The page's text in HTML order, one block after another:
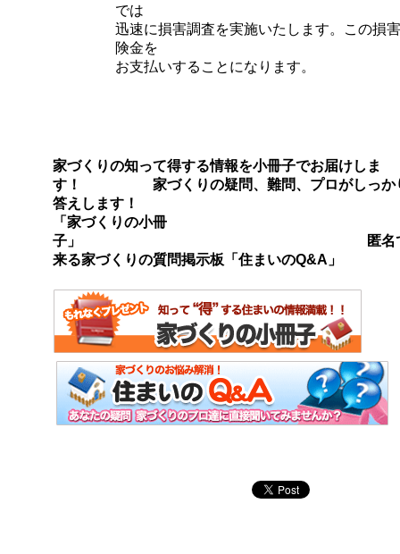
では
迅速に損害調査を実施いたします。この損
険金を
お支払いすることになります。
家づくりの知って得する情報を小冊子でお届けしま
す！ 家づくりの疑問、難問、プロがしっか
答えします！
「家づくりの小冊
子」 匿名で
来る家づくりの質問掲示板「住まいのQ&A」